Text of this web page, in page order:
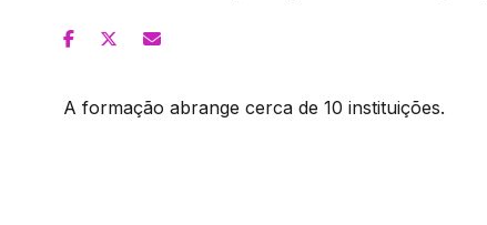
A formação abrange cerca de 10 instituições.